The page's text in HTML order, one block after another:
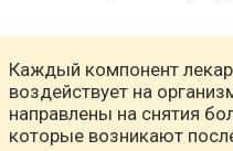
Каждый компонент
воздействует на
направлены на снятия
которые возникают